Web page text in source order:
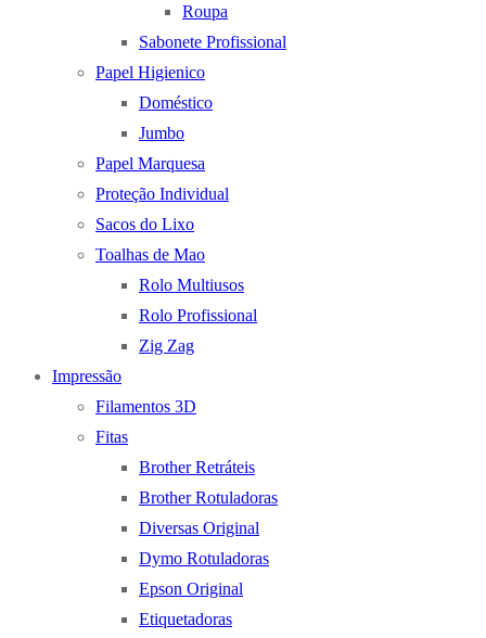
Roupa
Sabonete Profissional
Papel Higienico
Doméstico
Jumbo
Papel Marquesa
Proteção Individual
Sacos do Lixo
Toalhas de Mao
Rolo Multiusos
Rolo Profissional
Zig Zag
Impressão
Filamentos 3D
Fitas
Brother Retráteis
Brother Rotuladoras
Diversas Original
Dymo Rotuladoras
Epson Original
Etiquetadoras